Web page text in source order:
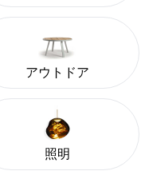
アウトドア
照明